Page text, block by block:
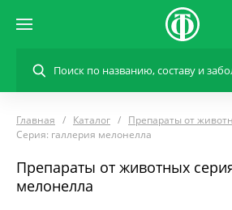
Главная Каталог
Препараты от
Серия: галлерия мелонелла
Препараты от животных
мелонелла